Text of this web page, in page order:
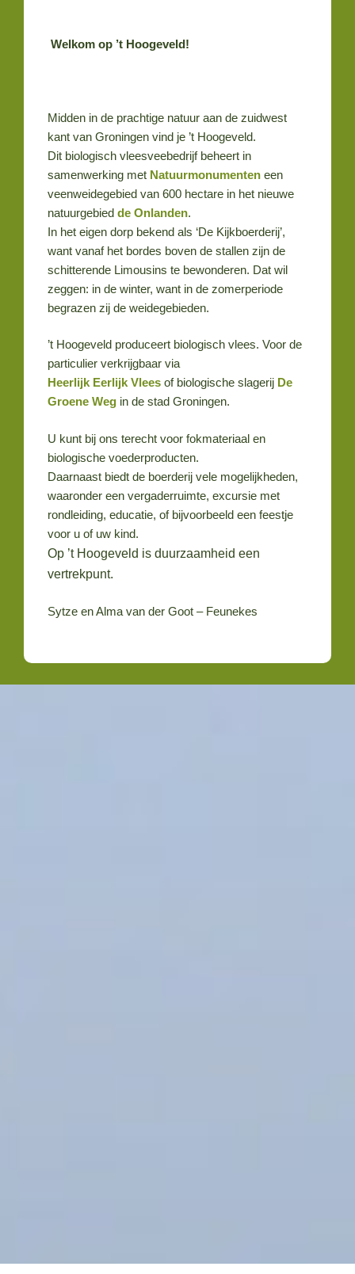
Welkom op ’t Hoogeveld!
Midden in de prachtige natuur aan de zuidwest
kant van Groningen vind je ’t Hoogeveld.
Dit biologisch vleesveebedrijf beheert in
samenwerking met Natuurmonumenten een
veenweidegebied van 600 hectare in het nieuwe
natuurgebied de Onlanden.
In het eigen dorp bekend als ‘De Kijkboerderij’,
want vanaf het bordes boven de stallen zijn de
schitterende Limousins te bewonderen. Dat wil
zeggen: in de winter, want in de zomerperiode
begrazen zij de weidegebieden.
’t Hoogeveld produceert biologisch vlees. Voor de
particulier verkrijgbaar via
Heerlijk Eerlijk Vlees of biologische slagerij De
Groene Weg in de stad Groningen.
U kunt bij ons terecht voor fokmateriaal en
biologische voederproducten.
Daarnaast biedt de boerderij vele mogelijkheden,
waaronder een vergaderruimte, excursie met
rondleiding, educatie, of bijvoorbeeld een feestje
voor u of uw kind.
Op ’t Hoogeveld is duurzaamheid een
vertrekpunt.
Sytze en Alma van der Goot – Feunekes